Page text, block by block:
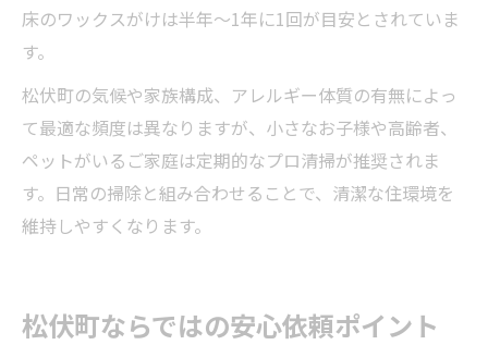
床のワックスがけは半年～1年に1回が目安とされていま
す。
松伏町の気候や家族構成、アレルギー体質の有無によっ
て最適な頻度は異なりますが、小さなお子様や高齢者、
ペットがいるご家庭は定期的なプロ清掃が推奨されま
す。日常の掃除と組み合わせることで、清潔な住環境を
維持しやすくなります。
松伏町ならではの安心依頼ポイント